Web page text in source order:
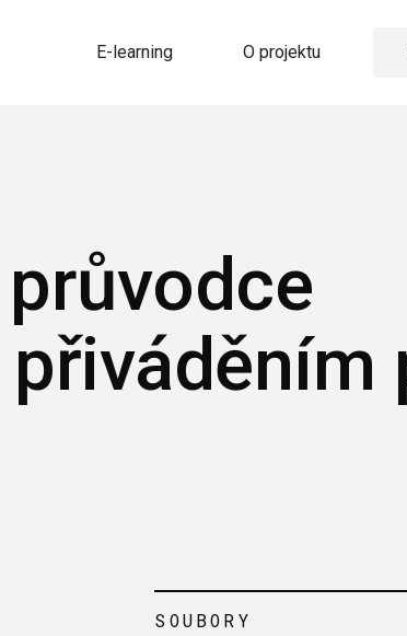
E-learning O projektu
SOUBORY